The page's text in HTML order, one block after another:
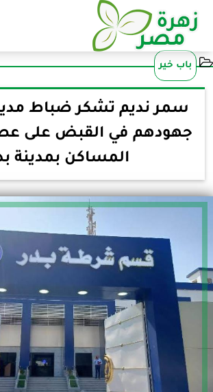
باب خير
سمر نديم تشكر ضباط
جهودهم في القبض على
المساكن بمدينة